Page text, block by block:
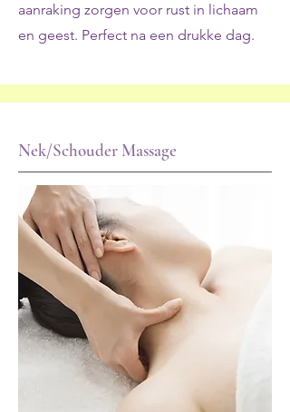
aanraking zorgen voor rust in lichaam
en geest. Perfect na een drukke dag.
Nek/Schouder Massage